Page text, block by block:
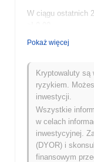
W ciągu ostatnich
Jaka jest
Najwyższy Poziom
Najniższy Poziom
Ergopad jest
Jak Ergopad
rynkiem
W ciągu ostatnich
Pokaż więcej
Kryptowaluty
ryzykiem.
inwestycji.
Wszystkie
w celach
inwestycyjnej.
(DYOR) i
finansowym